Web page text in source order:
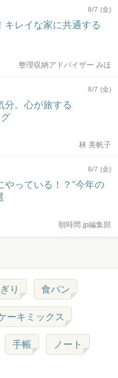
8/7 (金)
キレイな家に共通する
整理収納アドバイザー みほ
8/7 (金)
分。心が旅する
林 美帆子
8/7 (金)
やっている！？”今年の
朝時間.jp編集部
り 食パン
ーキミックス
手帳 ノート